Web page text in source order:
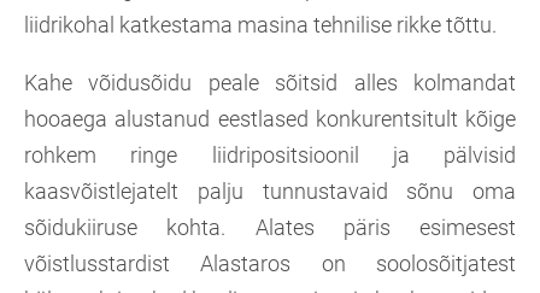
liidrikohal katkestama masina tehnilise rikke tõttu.
Kahe võidusõidu peale sõitsid alles kolmandat
hooaega alustanud eestlased konkurentsitult kõige
rohkem ringe liidripositsioonil ja pälvisid
kaasvõistlejatelt palju tunnustavaid sõnu oma
sõidukiiruse kohta. Alates päris esimesest
võistlusstardist Alastaros on soolosõitjatest